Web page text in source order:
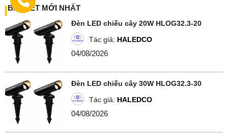
BÀI VIẾT MỚI NHẤT
Đèn LED chiếu cây 20W HLOG32.3-20
Tác giả: HALEDCO
04/08/2026
Đèn LED chiếu cây 30W HLOG32.3-30
Tác giả: HALEDCO
04/08/2026